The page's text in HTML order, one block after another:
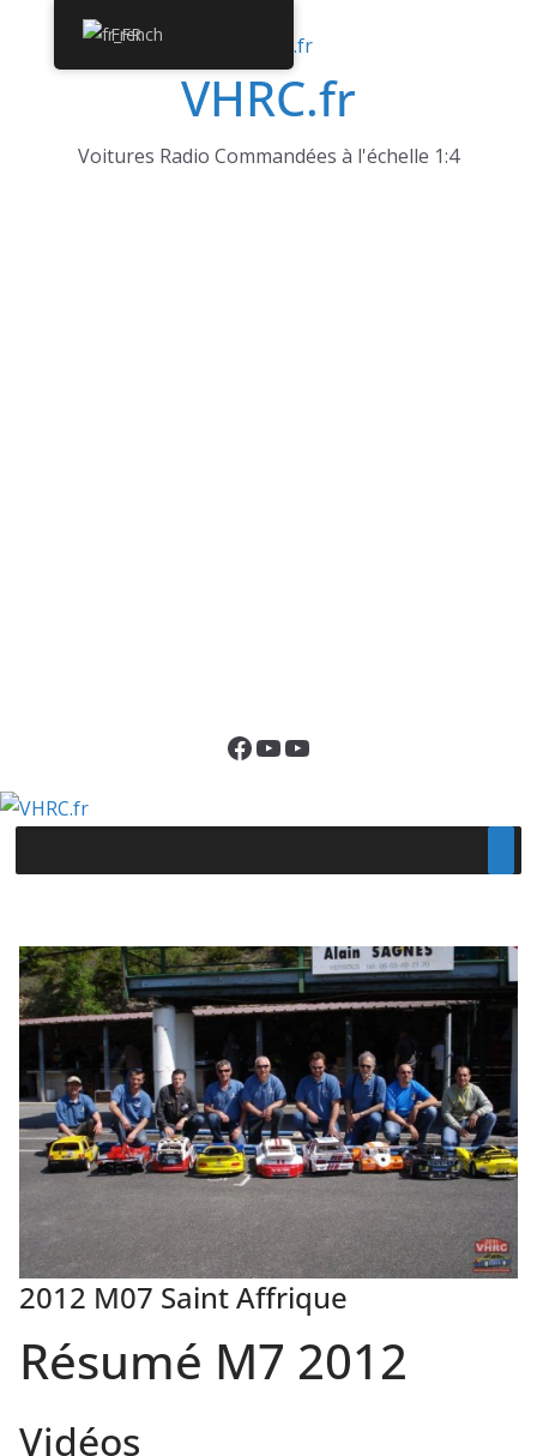
VHRC.fr
Voitures Radio Commandées à l'échelle 1:4
Facebook
YouTube
YouTube
2012 M07 Saint Affrique
Résumé M7 2012
Vidéos
French